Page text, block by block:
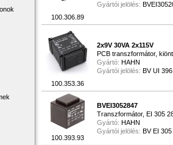
100.306.89
Gyártói jelölés:
100.353.36
2x9V 30VA 2x115V
PCB transzformátor,
Gyártó: HAHN
Gyártói jelölés: BV UI
100.393.93
BVEI3052847
Transzformátor, EI 305
Gyártó: HAHN
Gyártói jelölés: BV EI